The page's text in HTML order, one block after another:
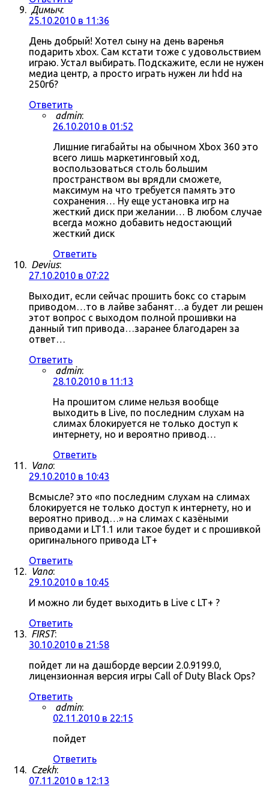
Димыч:
25.10.2010 в 11:36
День добрый! Хотел сыну на день варенья
подарить xbox. Сам кстати тоже с удовольствием
играю. Устал выбирать. Подскажите, если не нужен
медиа центр, а просто играть нужен ли hdd на
250гб?
Ответить
admin:
26.10.2010 в 01:52
Лишние гигабайты на обычном Xbox 360 это
всего лишь маркетинговый ход,
воспользоваться столь большим
пространством вы врядли сможете,
максимум на что требуется память это
сохранения… Ну еще установка игр на
жесткий диск при желании… В любом случае
всегда можно добавить недостающий
жесткий диск
Ответить
Devius:
27.10.2010 в 07:22
Выходит, если сейчас прошить бокс со старым
приводом…то в лайве забанят…а будет ли решен
этот вопрос с выходом полной прошивки на
данный тип привода…заранее благодарен за
ответ…
Ответить
admin:
28.10.2010 в 11:13
На прошитом слиме нельзя вообще
выходить в Live, по последним слухам на
слимах блокируется не только доступ к
интернету, но и вероятно привод…
Ответить
Vano:
29.10.2010 в 10:43
Всмысле? это «по последним слухам на слимах
блокируется не только доступ к интернету, но и
вероятно привод…» на слимах с казёными
приводами и LT1.1 или такое будет и с прошивкой
оригинального привода LT+
Ответить
Vano:
29.10.2010 в 10:45
И можно ли будет выходить в Live c LT+ ?
Ответить
FIRST:
30.10.2010 в 21:58
пойдет ли на дашборде версии 2.0.9199.0,
лицензионная версия игры Call of Duty Black Ops?
Ответить
admin:
02.11.2010 в 22:15
пойдет
Ответить
Czekh:
07.11.2010 в 12:13